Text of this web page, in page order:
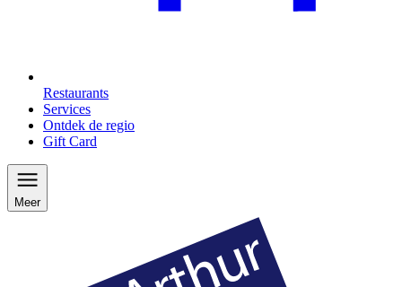
Restaurants
Services
Ontdek de regio
Gift Card
Meer